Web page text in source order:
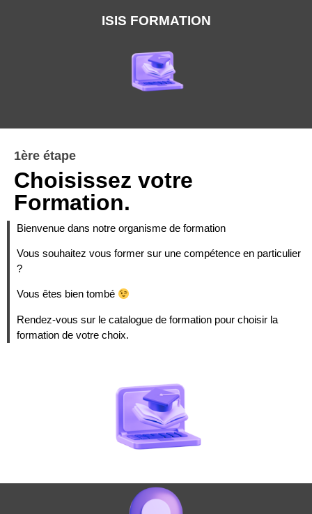
ISIS FORMATION
1ère étape
Choisissez votre
Formation.
Bienvenue dans notre organisme de formation
Vous souhaitez vous former sur une compétence en particulier
?
Vous êtes bien tombé
Rendez-vous sur le catalogue de formation pour choisir la
formation de votre choix.